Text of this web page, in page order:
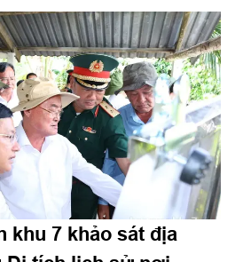
Thường vụ Đảng ủy, Phó Tư
Hội nghị. Dự Hội nghị có đồng chí
ủy thành phố Đồng Nai; thủ
lãnh đạo Bộ CHQS thành phố
khu 7 khảo sát địa